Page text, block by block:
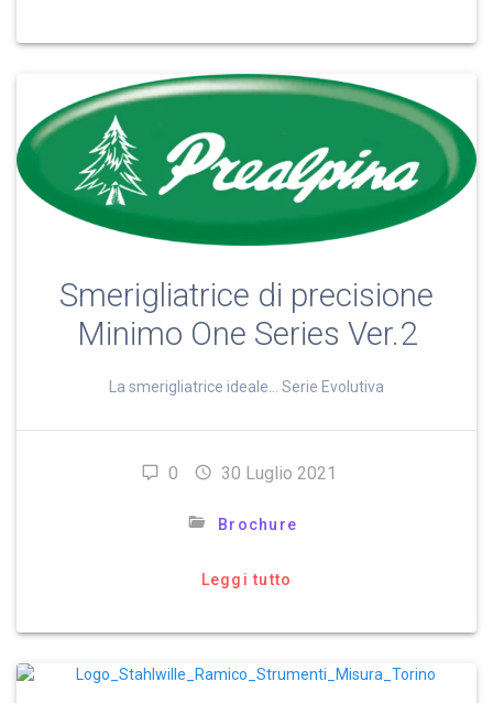
Smerigliatrice di precisione
Minimo One Series Ver.2
La smerigliatrice ideale… Serie Evolutiva
0 30 Luglio 2021
Brochure
Leggi tutto